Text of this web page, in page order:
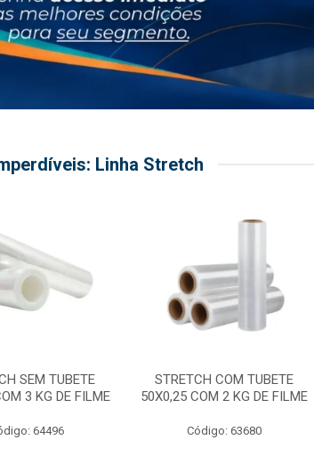
Linha Stretch
SEM TUBETE
3 KG DE FILME
64496
STRETCH COM TUBETE
50X0,25 COM 2 KG DE FILME
Código: 63680